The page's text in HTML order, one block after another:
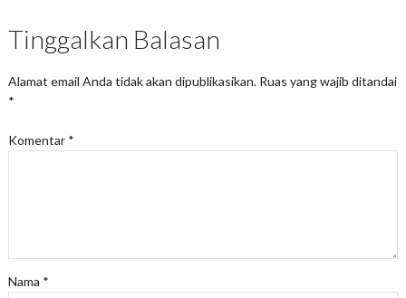
Tinggalkan Balasan
Alamat email Anda tidak akan dipublikasikan. Ruas yang wajib ditandai
*
Komentar *
Nama *